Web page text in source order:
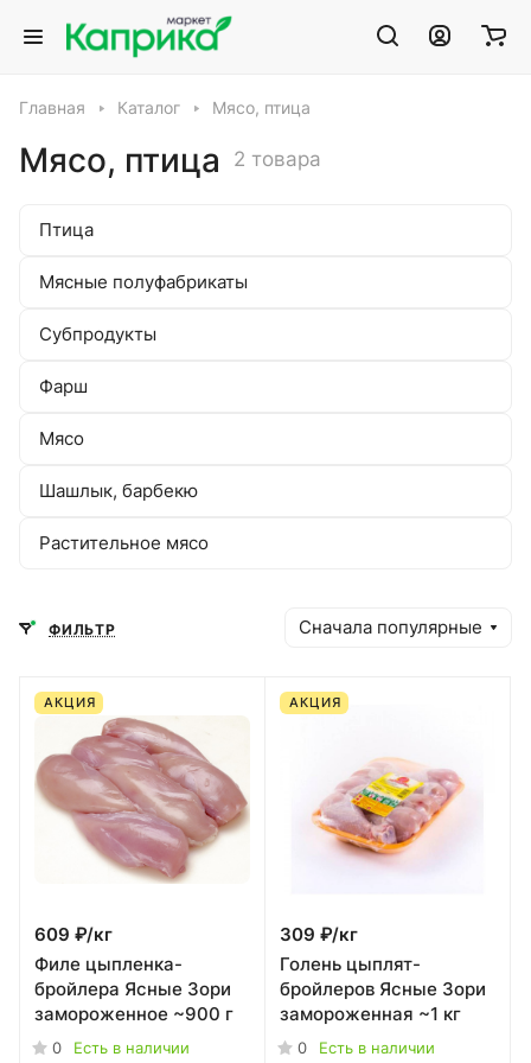
Главная Каталог Мясо, птица
Мясо, птица 2 товара
Птица
Мясные полуфабрикаты
Субпродукты
Фарш
Мясо
Шашлык, барбекю
Растительное мясо
ФИЛЬТР Сначала популярные
АКЦИЯ
609 ₽/кг
Филе цыпленка-
бройлера Ясные Зори
замороженное ~900 г
0 Есть в наличии
АКЦИЯ
309 ₽/кг
Голень цыплят-
бройлеров Ясные Зори
замороженная ~1 кг
0 Есть в наличии